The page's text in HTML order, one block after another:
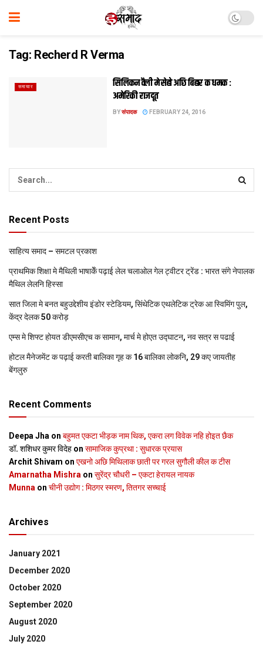
Tag: Recherd R Verma
समाचार
सिलिकन वैली मे सेहो अछि बिहार क धमक :
अमेरिकी राजदूत
BYसंपादक FEBRUARY 24, 2016
Recent Posts
साहित्य समाद – समटल प्रकाश
प्राथमिक शि‍क्षा मे मैथि‍ली भाषाकेँ पढ़ाई लेल चलाओल गेल ट्वीटर ट्रेंड : भारत संगे नेपालक
मैथिल लेलनि हिस्सा
सात जिला मे बनत बहुउद्देशीय इंडोर स्‍टेडि‍यम, सिंथेटिक एथलेटिक ट्रेक आ स्विमिंग पुल,
केंद्र देलक 50 करोड़
एम्स मे शिफ्ट होयत डीएमसीएच क सामान, मार्च मे होएत उद्घाटन, नव सत्र स पढाई
होटल मैनेजमेंट क पढ़ाई करती बालिका गृह क 16 बालिका लोकनि, 29 कए जायतीह
बेंगलुरु
Recent Comments
Deepa Jha on बहुमत एकटा भीड़क नाम थिक, एकरा लग विवेक नहि होइत छैक
डॉ. शशिधर कुमर विदेह on सामाजिक कुप्रथा : सुधारक प्रयास
Archit Shivam on एखनो अछि मिथिलाक छाती पर गरल सुगौली कील क टीस
Amarnatha Mishra on सुरेंद्र चौधरी – एकटा हेरायल नायक
Munna on चीनी उद्योग : मिठगर स्‍मरण, तितगर सच्‍चाई
Archives
January 2021
December 2020
October 2020
September 2020
August 2020
July 2020